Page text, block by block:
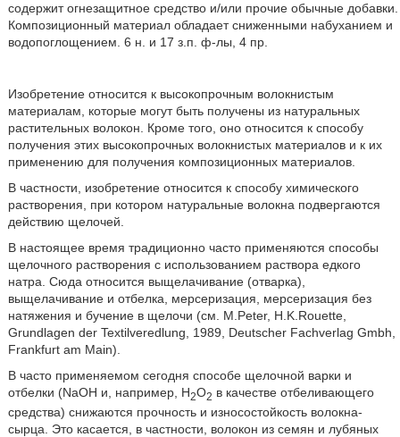
содержит огнезащитное средство и/или прочие обычные добавки.
Композиционный материал обладает сниженными набуханием и
водопоглощением. 6 н. и 17 з.п. ф-лы, 4 пр.
Изобретение относится к высокопрочным волокнистым
материалам, которые могут быть получены из натуральных
растительных волокон. Кроме того, оно относится к способу
получения этих высокопрочных волокнистых материалов и к их
применению для получения композиционных материалов.
В частности, изобретение относится к способу химического
растворения, при котором натуральные волокна подвергаются
действию щелочей.
В настоящее время традиционно часто применяются способы
щелочного растворения с использованием раствора едкого
натра. Сюда относится выщелачивание (отварка),
выщелачивание и отбелка, мерсеризация, мерсеризация без
натяжения и бучение в щелочи (см. M.Peter, H.K.Rouette,
Grundlagen der Textilveredlung, 1989, Deutscher Fachverlag Gmbh,
Frankfurt am Main).
В часто применяемом сегодня способе щелочной варки и
отбелки (NaOH и, например, H2O2 в качестве отбеливающего
средства) снижаются прочность и износостойкость волокна-
сырца. Это касается, в частности, волокон из семян и лубяных